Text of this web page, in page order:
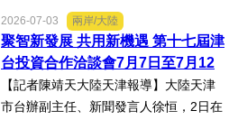
臺灣經貿交流合作懇談會「黔台生態食
品專項對接活動」於7月13日至16日舉
行。近30名台商代表跨海而來，踏訪貴
州生態食品產業一線，...
2026-07-03 兩岸/大陸
聚智新發展 共用新機遇 第十七屆津
台投資合作洽談會7月7日至7月12
日在天津舉辦
【記者陳靖天大陸天津報導】大陸天津
市台辦副主任、新聞發言人徐恒，2日在